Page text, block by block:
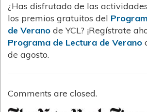
¿Has disfrutado de las
los premios gratuitos del
de Verano de YCL? ¡Regístrate
Programa de Lectura de Verano
de agosto.
Comments are closed.